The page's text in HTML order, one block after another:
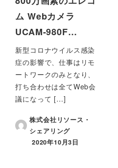
ム Webカメラ
UCAM-980F…
新型コロナウイルス感染
症の影響で、仕事はリモ
ートワークのみとなり、
打ち合わせは全てWeb会
議になって […]
株式会社リソース・
シェアリング
投稿日
2020年10月3日